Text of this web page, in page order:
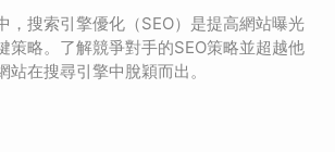
，搜索引擎優化（SEO）是提高網站曝光
策略。了解競爭對手的SEO策略並超越他
在搜尋引擎中脫穎而出。